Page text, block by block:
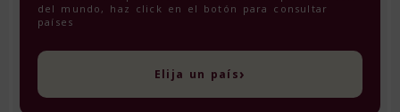
del mundo, haz click en el botón para consultar
países
Elija un país›